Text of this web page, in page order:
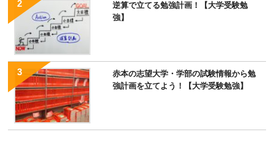
逆算で立てる勉強計画！【大学受験勉
強】
赤本の志望大学・学部の試験情報から勉
強計画を立てよう！【大学受験勉強】